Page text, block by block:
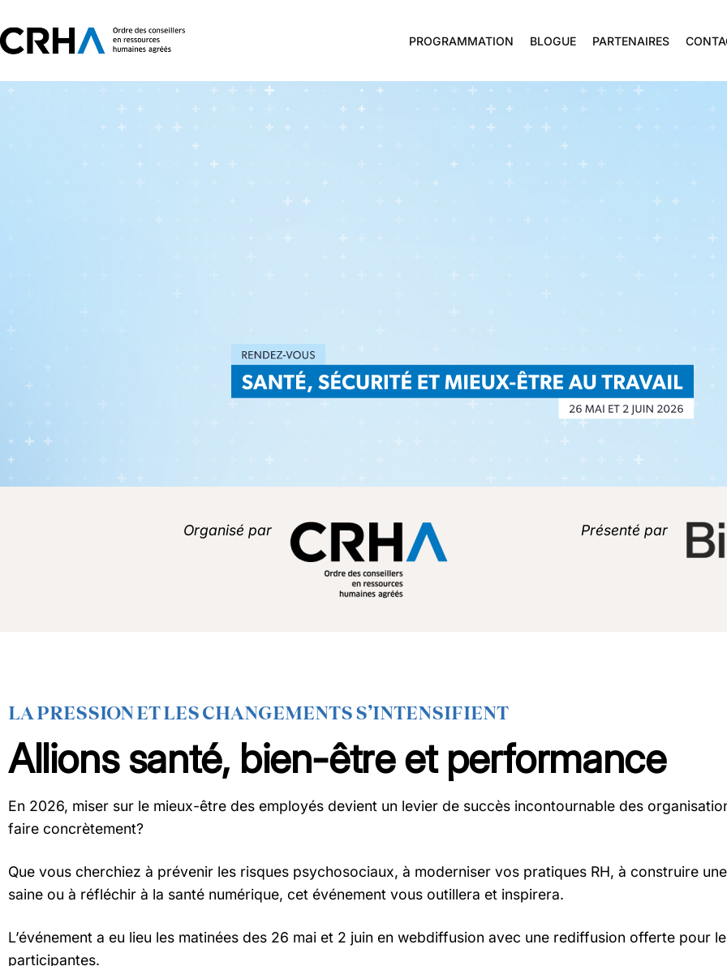
PROGRAMMATION BLOGUE PARTENAIRES
Organisé par Présenté par
LA PRESSION ET LES CHANGEMENTS S’INTENSIFIENT
Allions santé, bien-être et performance
En 2026, miser sur le mieux-être des employés devient un levier de succès incontournable des
faire concrètement?
Que vous cherchiez à prévenir les risques psychosociaux, à moderniser vos pratiques RH, à construire
saine ou à réfléchir à la santé numérique, cet événement vous outillera et inspirera.
L’événement a eu lieu les matinées des 26 mai et 2 juin en webdiffusion avec une rediffusion offerte pour
participantes.